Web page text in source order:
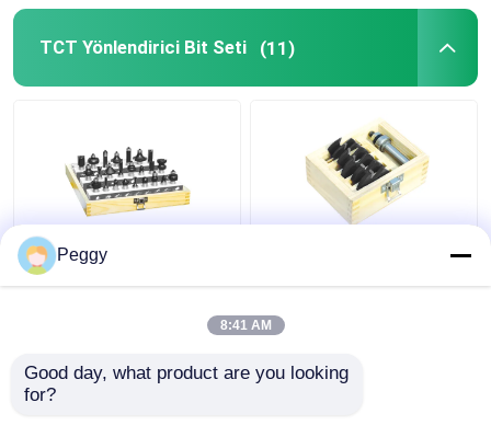
TCT Yönlendirici Bit Seti (11)
Deluxe 24 adet TCT
Yönlendirici Bit Set
En iyi fiyat
Kesici Freze Uçları, 7
Adet Yerleştirme
Kesicili
En iyi fiyat
Peggy
8:41 AM
Good day, what product are you looking
for?